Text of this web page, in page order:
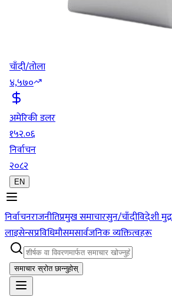
चाँदी/तोला
४,५७०
अमेरिकी डलर
१५२.०६
निर्वाचन
२०८२
EN
निर्वाचनराजनीतिप्रमुख समाचारसुन/चाँदीविदेशी
लाइसेन्सप्रविधिमौसमसार्वजनिक व्यक्तित्वहरू
समाचार स्रोत छान्नुहोस्